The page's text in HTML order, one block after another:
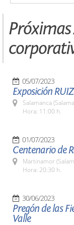
05/07/2023
Exposición
Salamanca
Hora: 11:00 h.
01/07/2023
Centenario de
Martinamor
Hora: 20:30 h.
30/06/2023
Pregón de las
Valle